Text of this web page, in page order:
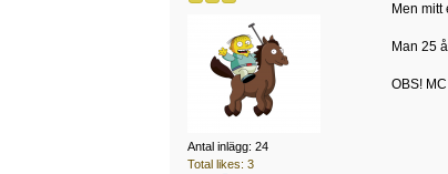
Antal inlägg: 24
Total likes: 3
Men
Man 25
OBS!